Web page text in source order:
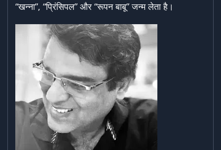
“खन्ना”, “प्रिंसिपल” और “रूपन बाबू” जन्म लेता है।